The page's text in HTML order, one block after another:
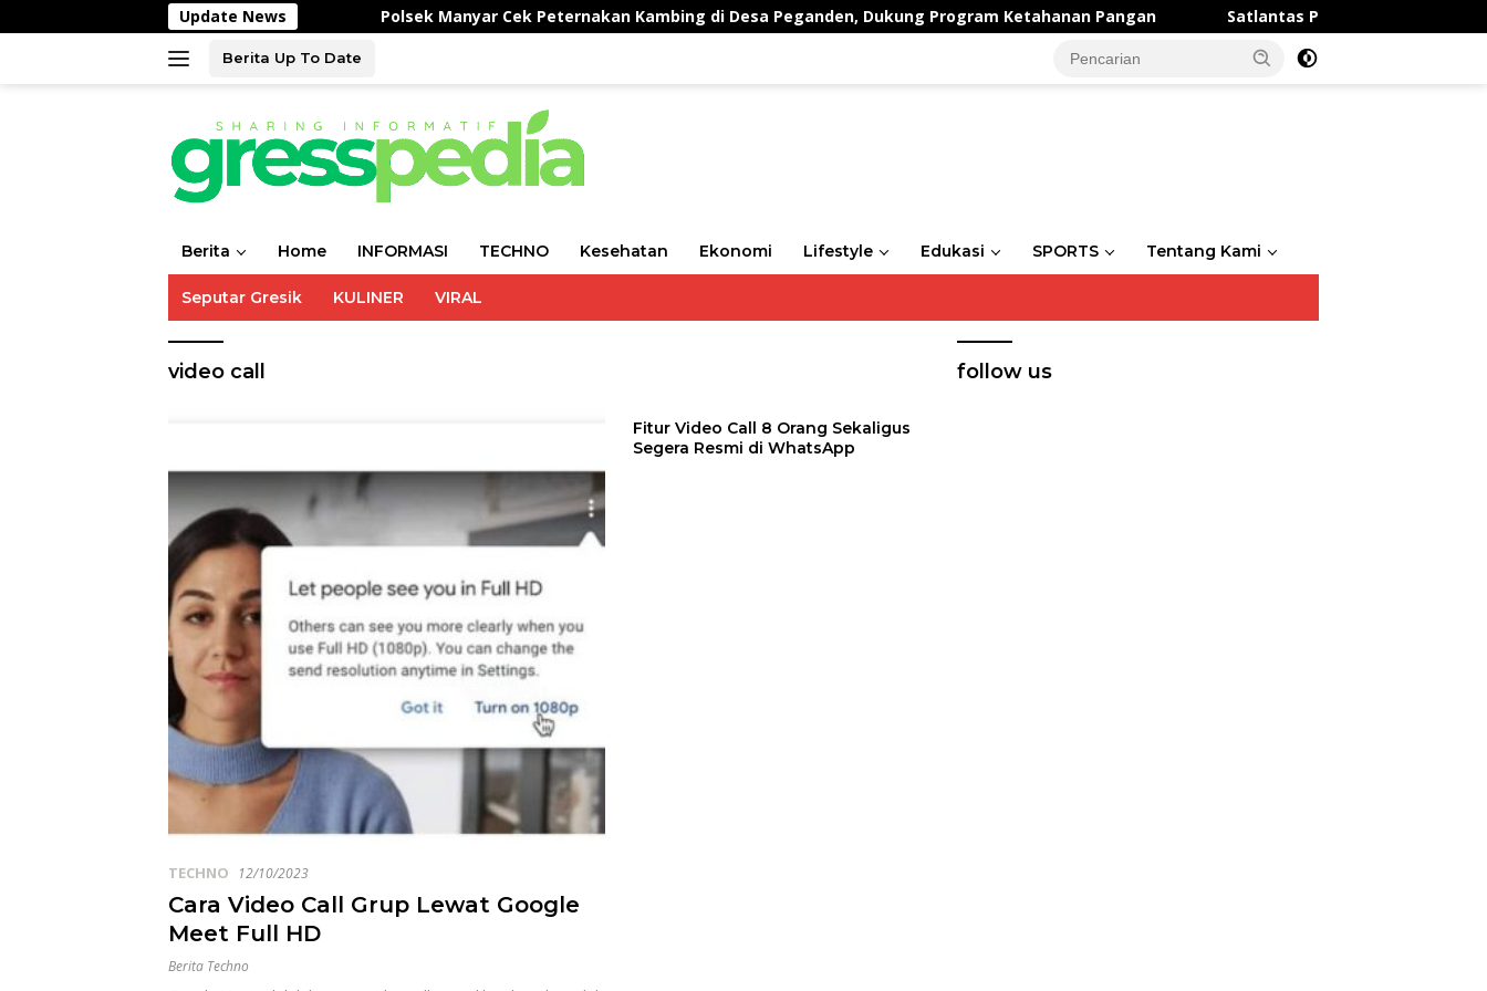
ke
Update News Polsek Manyar Cek Peternakan Kambing di Desa Peganden, Dukung Program Ketahanan Pangan Satlantas Polres Gresik Tebar
Berita Up To Date
Berita Home INFORMASI TECHNO Kesehatan Ekonomi Lifestyle Edukasi SPORTS Tentang Kami
Seputar Gresik KULINER VIRAL
video call
TECHNO 12/10/2023
Cara Video Call Grup Lewat Google
Meet Full HD
Berita Techno
Fitur Video Call 8 Orang Sekaligus
Segera Resmi di WhatsApp
follow us